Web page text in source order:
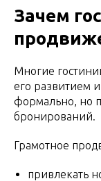
Зачем
Многие
его развитием и
формально, но
бронирований.
Грамотное
привлекать